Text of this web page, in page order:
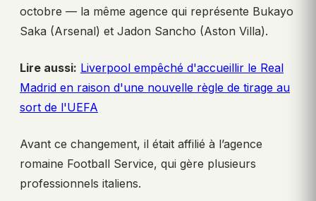
octobre — la même agence qui représente Bukayo
Saka (Arsenal) et Jadon Sancho (Aston Villa).
Lire aussi: Liverpool empêché d'accueillir le Real
Madrid en raison d'une nouvelle règle de tirage au
sort de l'UEFA
Avant ce changement, il était affilié à l’agence
romaine Football Service, qui gère plusieurs
professionnels italiens.